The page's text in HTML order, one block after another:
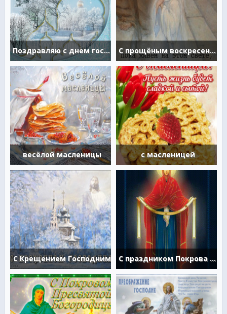
Поздравляю с днем господнего крещения С прощёным воскресеньем
весёлой масленицы с масленицей
С Крещением Господним С праздником Покрова Пресвятой Богородицы